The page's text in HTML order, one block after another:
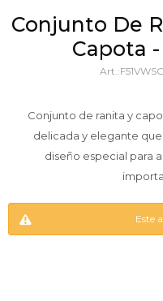
Conjunto De
Capota
Conjunto de ranita y
delicada y elegante
diseño especial para
Este